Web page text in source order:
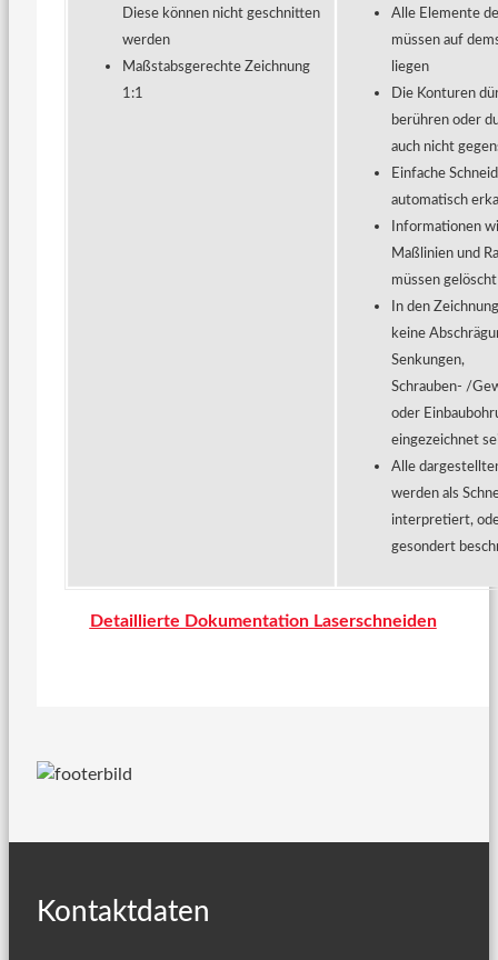
Diese können nicht geschnitten
werden
Maßstabsgerechte Zeichnung
1:1
Alle Elemente
müssen auf
liegen
Die Konturen
berühren oder
auch nicht
Einfache
automatisch
Informationen
Maßlinien und
müssen
In den
keine
Senkungen,
Schrauben- /
oder
eingezeichnet
Alle
werden als
interpretiert,
gesondert
Detaillierte Dokumentation Laserschneiden
Kontaktdaten